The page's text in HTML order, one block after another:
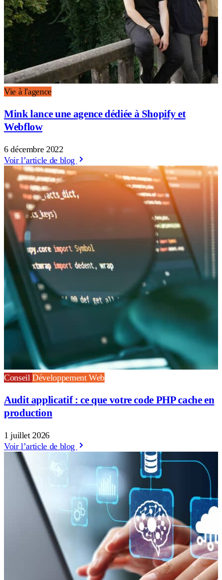
Vie à l'agence
Mink lance une agence dédiée à Shopify et
Webflow
6 décembre 2022
Voir l’article de blog
ConseilDéveloppement Web
Audit applicatif : ce que votre code PHP cache en
production
1 juillet 2026
Voir l’article de blog